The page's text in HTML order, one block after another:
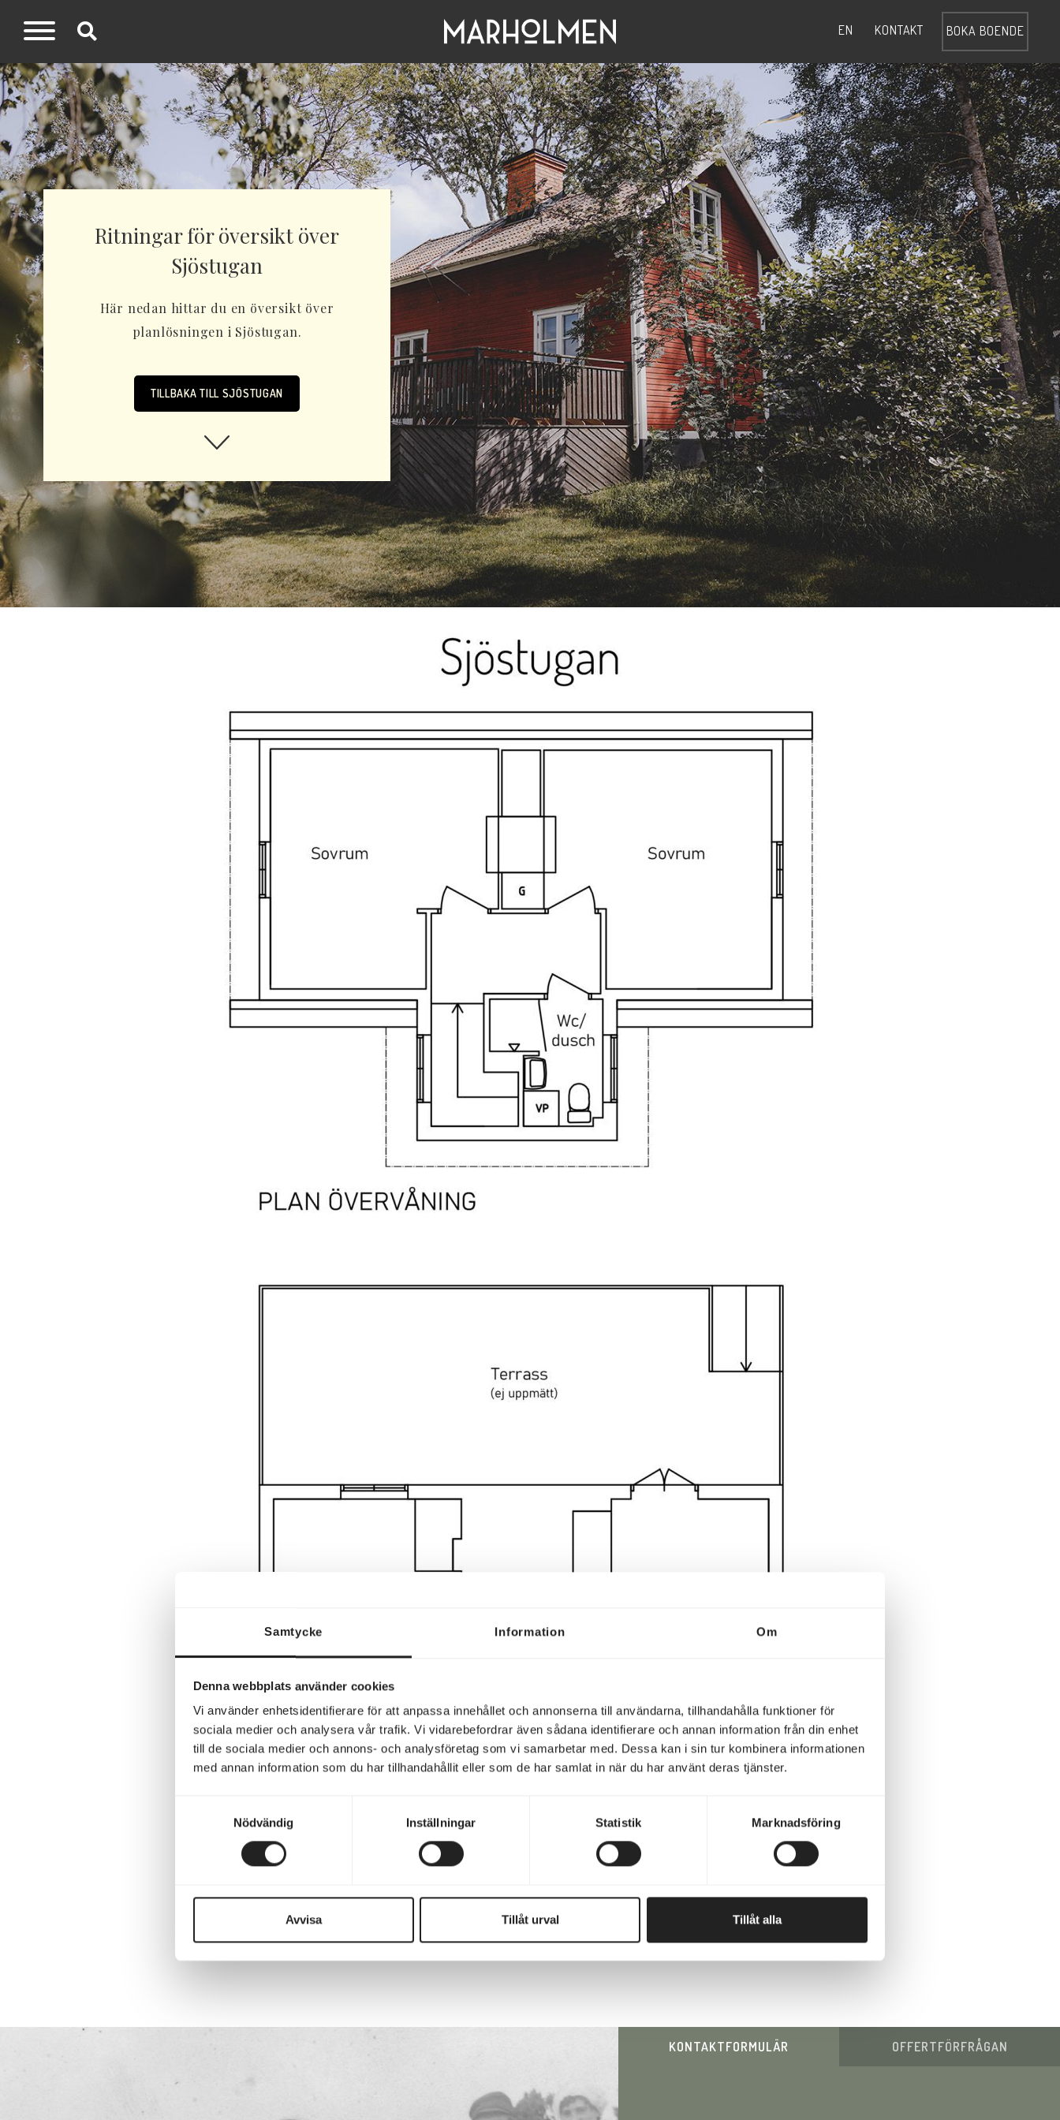
Samtycke Information Om
Denna webbplats använder cookies
Vi använder enhetsidentifierare för att anpassa innehållet och annonserna till användarna, tillhandahålla funktioner för
sociala medier och analysera vår trafik. Vi vidarebefordrar även sådana identifierare och annan information från din enhet
till de sociala medier och annons- och analysföretag som vi samarbetar med. Dessa kan i sin tur kombinera informationen
med annan information som du har tillhandahållit eller som de har samlat in när du har använt deras tjänster.
Nödvändig
Inställningar Statistik Marknadsföring
Avvisa Tillåt urval Tillåt alla
EN KONTAKT BOKA BOENDE
Ritningar för översikt över
Sjöstugan
Här nedan hittar du en översikt över
planlösningen i Sjöstugan.
TILLBAKA TILL SJÖSTUGAN
KONTAKTFORMULÄR OFFERTFÖRFRÅGAN